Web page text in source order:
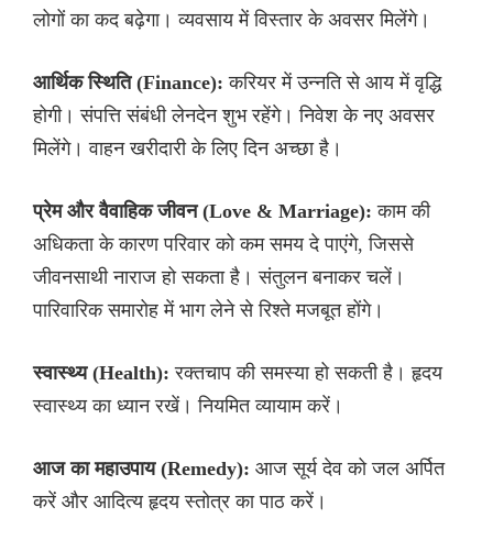
लोगों का कद बढ़ेगा। व्यवसाय में विस्तार के अवसर मिलेंगे।
आर्थिक स्थिति (Finance): करियर में उन्नति से आय में वृद्धि
होगी। संपत्ति संबंधी लेनदेन शुभ रहेंगे। निवेश के नए अवसर
मिलेंगे। वाहन खरीदारी के लिए दिन अच्छा है।
प्रेम और वैवाहिक जीवन (Love & Marriage): काम की
अधिकता के कारण परिवार को कम समय दे पाएंगे, जिससे
जीवनसाथी नाराज हो सकता है। संतुलन बनाकर चलें।
पारिवारिक समारोह में भाग लेने से रिश्ते मजबूत होंगे।
स्वास्थ्य (Health): रक्तचाप की समस्या हो सकती है। हृदय
स्वास्थ्य का ध्यान रखें। नियमित व्यायाम करें।
आज का महाउपाय (Remedy): आज सूर्य देव को जल अर्पित
करें और आदित्य हृदय स्तोत्र का पाठ करें।